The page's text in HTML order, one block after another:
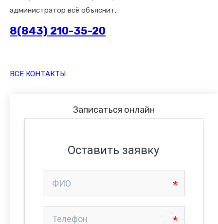
администратор всё объяснит.
8(843) 210-35-20
ВСЕ КОНТАКТЫ
Записаться онлайн